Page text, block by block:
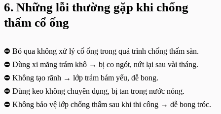
6. Những lỗi thường gặp khi chống
thấm cổ ống
⛔ Bỏ qua không xử lý cổ ống trong quá trình chống thấm sàn.
⛔ Dùng xi măng trám khô → bị co ngót, nứt lại sau vài tháng.
⛔ Không tạo rãnh → lớp trám bám yếu, dễ bong.
⛔ Dùng keo không chuyên dụng, bị tan trong nước nóng.
⛔ Không bảo vệ lớp chống thấm sau khi thi công → dễ bong tróc.